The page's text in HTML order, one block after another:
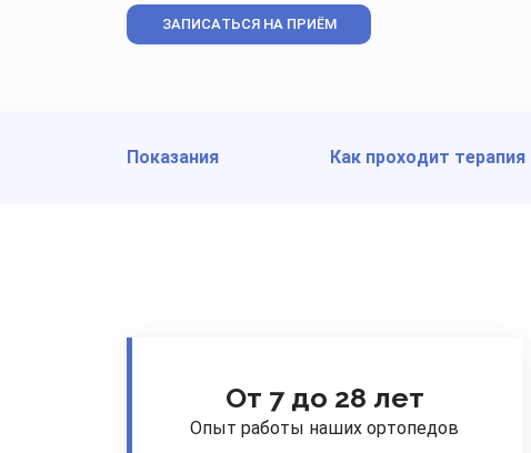
ЗАПИСАТЬСЯ НА ПРИЁМ
Показания Как проходит терапия
От 7 до 28 лет
Опыт работы наших ортопедов